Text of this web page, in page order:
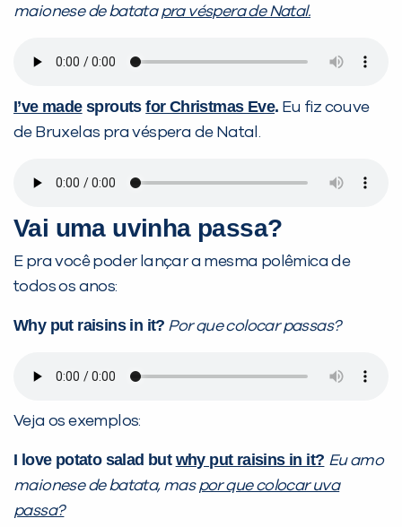
maionese de batatapra véspera de Natal.
I’ve madesproutsfor Christmas Eve. Eu fiz couve
de Bruxelas pra véspera de Natal.
Vai uma uvinha passa?
E pra você poder lançar a mesma polêmica de
todos os anos:
Why put raisins in it? Por que colocar passas?
Veja os exemplos:
I love potato salad but why put raisins in it? Eu amo
maionese de batata, maspor que colocar uva
passa?